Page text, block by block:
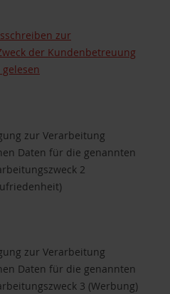
zur
der Kundenbetreuung
zur Verarbeitung
Daten für die genannten
2
zur Verarbeitung
Daten für die genannten
3 (Werbung)